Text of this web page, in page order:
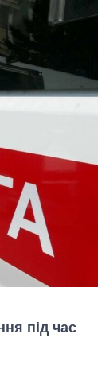
під час